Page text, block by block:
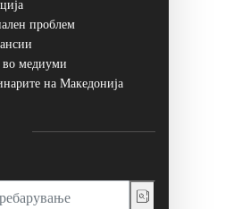
проблем
во медиуми
на Македонија